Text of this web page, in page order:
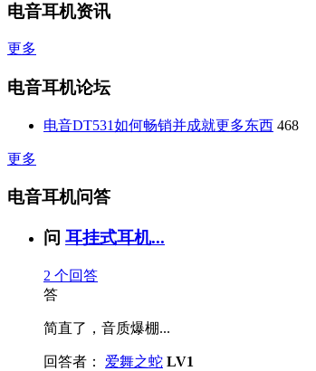
电音耳机资讯
更多
电音耳机论坛
电音DT531如何畅销并成就更多东西 468
更多
电音耳机问答
问 耳挂式耳机...
2 个回答
答
简直了，音质爆棚...
回答者： 爱舞之蛇 LV1